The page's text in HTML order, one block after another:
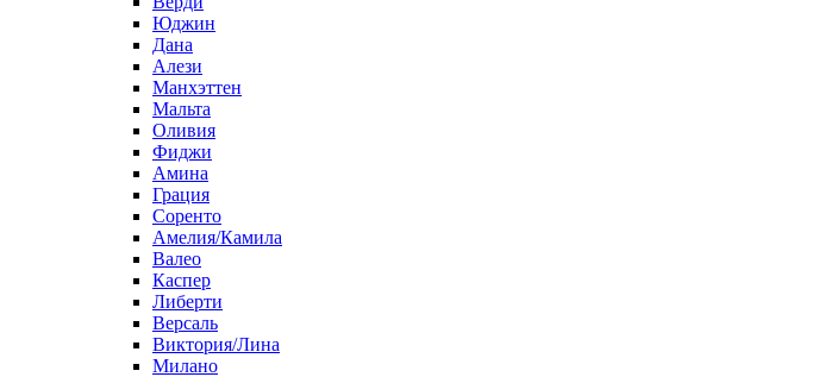
Юджин
Дана
Алези
Манхэттен
Мальта
Оливия
Фиджи
Амина
Грация
Соренто
Амелия/Камила
Валео
Каспер
Либерти
Версаль
Виктория/Лина
Милано